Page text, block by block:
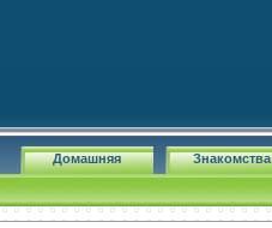
Знакомства
Домашняя